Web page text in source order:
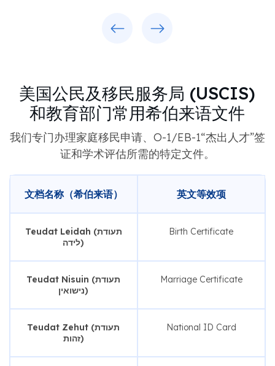
美国公民及移民服务局 (USCIS)
和教育部门常用希伯来语文件
我们专门办理家庭移民申请、O-1/EB-1“杰出人才”签
证和学术评估所需的特定文件。
文档名称（希伯来语） 英文等效项
Teudat Leidah (תעודת
לידה)
Birth Certificate
Teudat Nisuin (תעודת
נישואין)
Marriage Certificate
Teudat Zehut (תעודת
זהות)
National ID Card